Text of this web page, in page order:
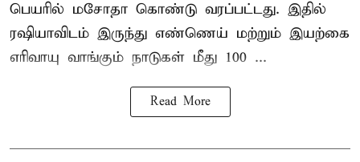
பெயரில் மசோதா கொண்டு வரப்பட்டது. இதில்
ரஷியாவிடம் இருந்து எண்ணெய் மற்றும் இயற்கை
எரிவாயு வாங்கும் நாடுகள் மீது 100 ...
Read More